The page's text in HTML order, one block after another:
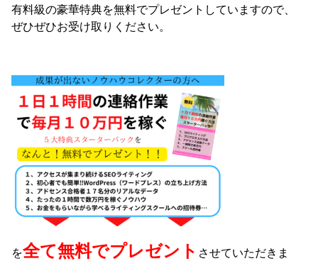
有料級の豪華特典を無料でプレゼントしていますので、
ぜひぜひお受け取りください。
を全て無料でプレゼント させていただきま